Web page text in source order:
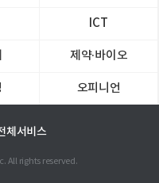
ICT
제약∙바이오
오피니언
체서비스
All rights reserved.